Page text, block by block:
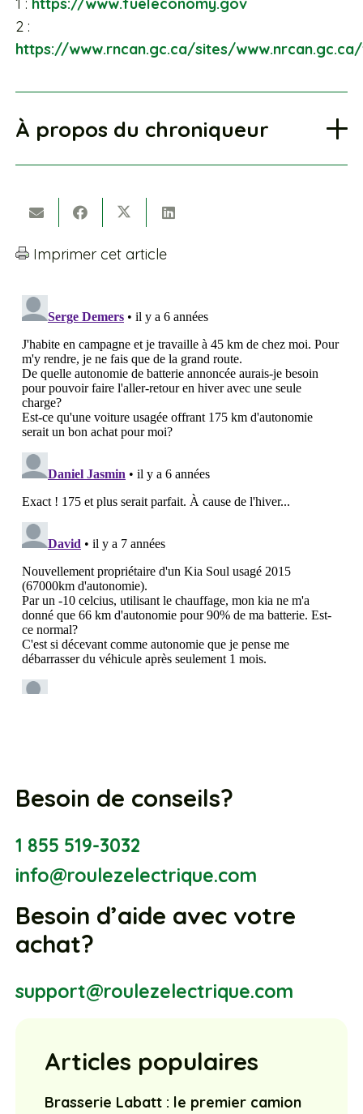
1 : https://www.fueleconomy.gov
2 :
https://www.rncan.gc.ca/sites/
À propos du chroniqueur
Imprimer cet article
Besoin de conseils?
1 855 519-3032
info@roulezelectrique.com
Besoin d’aide avec votre
achat?
support@roulezelectrique.com
Articles populaires
Brasserie Labatt : le premier camion